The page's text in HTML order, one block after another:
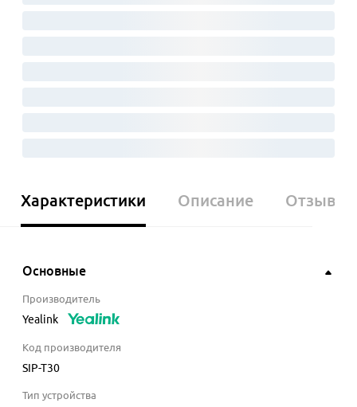
Характеристики Описание Отзывы
Основные
Производитель
Yealink
Код производителя
SIP-T30
Тип устройства